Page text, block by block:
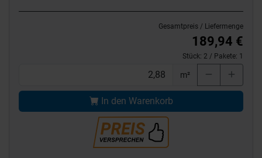
Gesamtpreis / Liefermenge
189,94 €
Stück: 2 / Pakete: 1
m²
In den Warenkorb